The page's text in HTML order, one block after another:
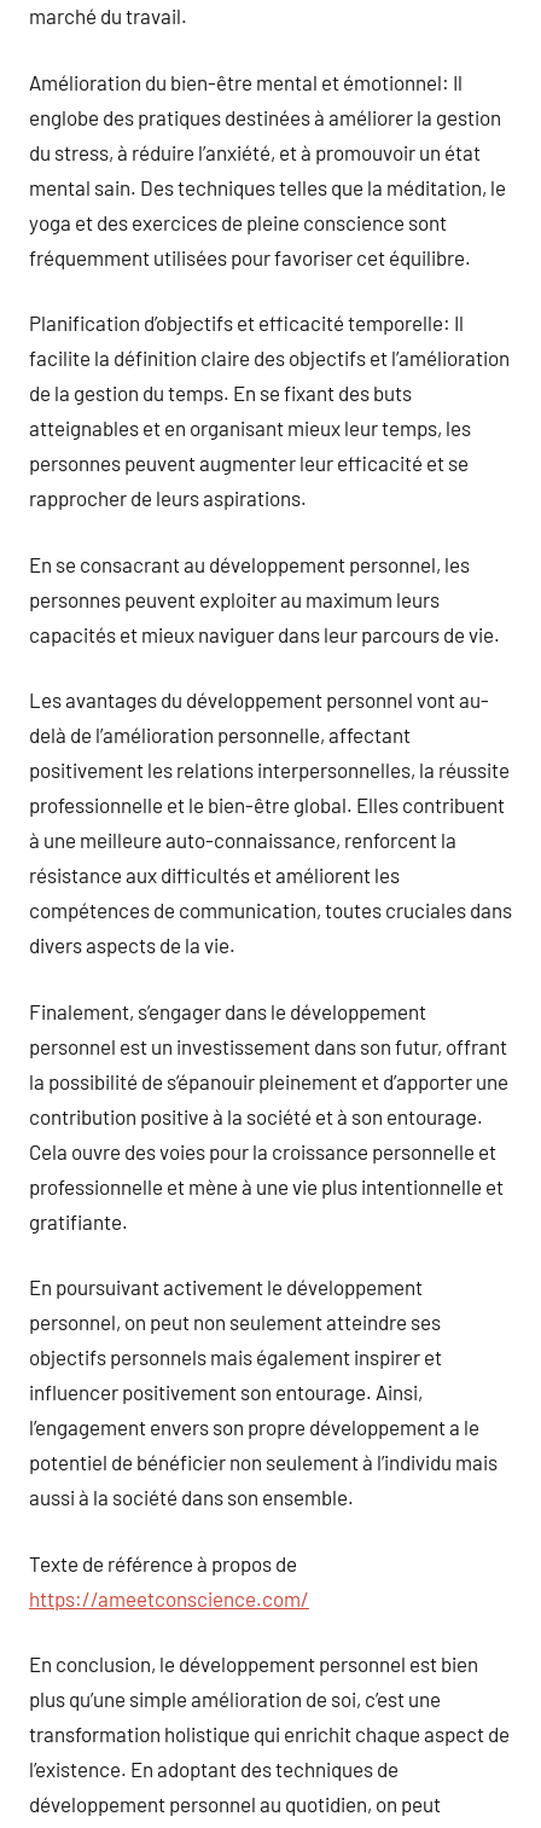
marché du travail.
Amélioration du bien-être mental et émotionnel: Il
englobe des pratiques destinées à améliorer la gestion
du stress, à réduire l’anxiété, et à promouvoir un état
mental sain. Des techniques telles que la méditation, le
yoga et des exercices de pleine conscience sont
fréquemment utilisées pour favoriser cet équilibre.
Planification d’objectifs et efficacité temporelle: Il
facilite la définition claire des objectifs et l’amélioration
de la gestion du temps. En se fixant des buts
atteignables et en organisant mieux leur temps, les
personnes peuvent augmenter leur efficacité et se
rapprocher de leurs aspirations.
En se consacrant au développement personnel, les
personnes peuvent exploiter au maximum leurs
capacités et mieux naviguer dans leur parcours de vie.
Les avantages du développement personnel vont au-
delà de l’amélioration personnelle, affectant
positivement les relations interpersonnelles, la réussite
professionnelle et le bien-être global. Elles contribuent
à une meilleure auto-connaissance, renforcent la
résistance aux difficultés et améliorent les
compétences de communication, toutes cruciales dans
divers aspects de la vie.
Finalement, s’engager dans le développement
personnel est un investissement dans son futur, offrant
la possibilité de s’épanouir pleinement et d’apporter une
contribution positive à la société et à son entourage.
Cela ouvre des voies pour la croissance personnelle et
professionnelle et mène à une vie plus intentionnelle et
gratifiante.
En poursuivant activement le développement
personnel, on peut non seulement atteindre ses
objectifs personnels mais également inspirer et
influencer positivement son entourage. Ainsi,
l’engagement envers son propre développement a le
potentiel de bénéficier non seulement à l’individu mais
aussi à la société dans son ensemble.
Texte de référence à propos de
https://ameetconscience.com/
En conclusion, le développement personnel est bien
plus qu’une simple amélioration de soi, c’est une
transformation holistique qui enrichit chaque aspect de
l’existence. En adoptant des techniques de
développement personnel au quotidien, on peut